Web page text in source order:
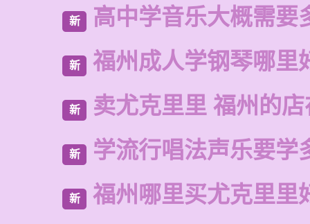
新 高中学音乐大概需要
新 福州成人学钢琴哪里
新 卖尤克里里 福州的
新 学流行唱法声乐要学
新 福州哪里买尤克里里